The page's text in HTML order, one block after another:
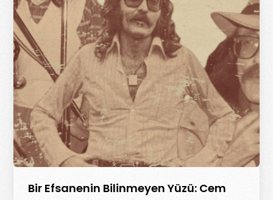
Bir Efsanenin Bilinmeyen Yüzü: Cem